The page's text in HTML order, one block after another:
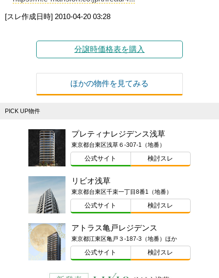
[スレ作成日時] 2010-04-20 03:28
分譲時価格表を購入
ほかの物件を見てみる
PICK UP物件
プレティナレジデンス浅草
東京都台東区浅草６-307-1（地番）
公式サイト 検討スレ
リビオ浅草
東京都台東区千束一丁目8番1（地番）
公式サイト 検討スレ
アトラス亀戸レジデンス
東京都江東区亀戸３-187-3（地番）ほか
公式サイト 検討スレ